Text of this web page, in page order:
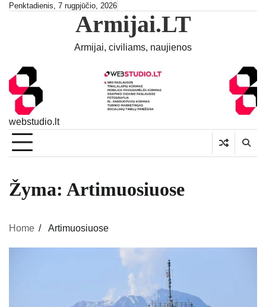
SkipPenktadienis, 7 rugpjūčio, 2026
Armijai.LT
Armijai, civiliams, naujienos
webstudio.lt
Žyma: Artimuosiuose
Home Artimuosiuose